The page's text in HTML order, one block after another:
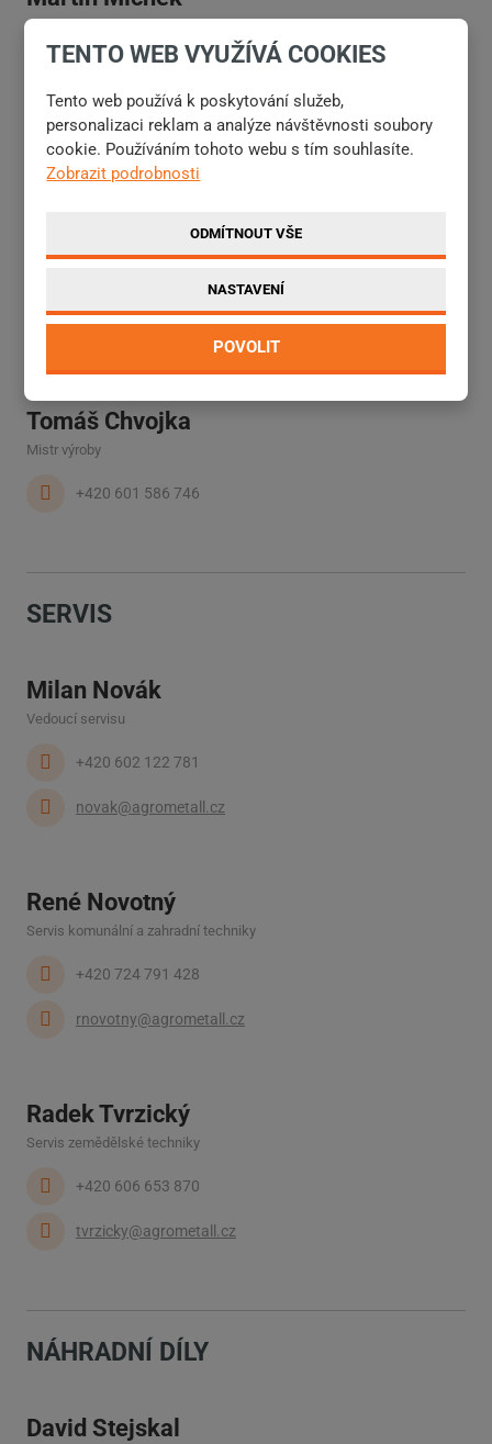
Vedoucí kooperace
martinmichek@agrometall.cz
slavik@agrometall.cz
Tomáš Chvojka
Mistr výroby
+420 601 586 746
SERVIS
Milan Novák
Vedoucí servisu
+420 602 122 781
novak@agrometall.cz
René Novotný
Servis komunální a zahradní techniky
+420 724 791 428
rnovotny@agrometall.cz
Radek Tvrzický
Servis zemědělské techniky
+420 606 653 870
tvrzicky@agrometall.cz
NÁHRADNÍ DÍLY
David Stejskal
TENTO WEB VYUŽÍVÁ COOKIES
Tento web používá k poskytování služeb,
personalizaci reklam a analýze návštěvnosti soubory
cookie. Používáním tohoto webu s tím souhlasíte.
Zobrazit podrobnosti
ODMÍTNOUT VŠE
NASTAVENÍ
POVOLIT